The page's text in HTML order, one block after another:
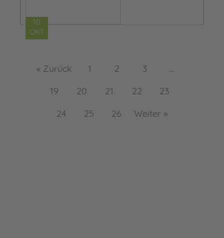
10
OKT
« Zurück 1 2 3
…
19
20 21 22
23
24
25 26 Weiter »